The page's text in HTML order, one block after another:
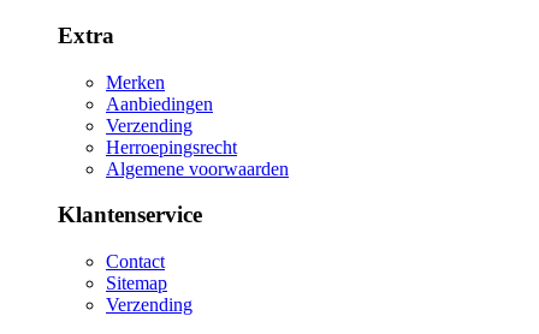
Extra
Merken
Aanbiedingen
Verzending
Herroepingsrecht
Algemene voorwaarden
Klantenservice
Contact
Sitemap
Verzending